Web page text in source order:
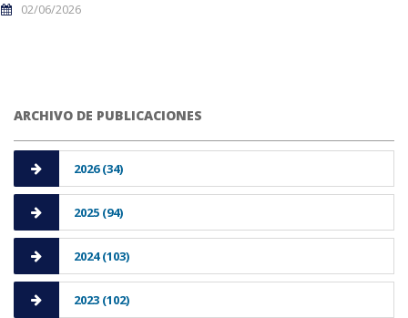
02/06/2026
ARCHIVO DE PUBLICACIONES
2026 (34)
2025 (94)
2024 (103)
2023 (102)